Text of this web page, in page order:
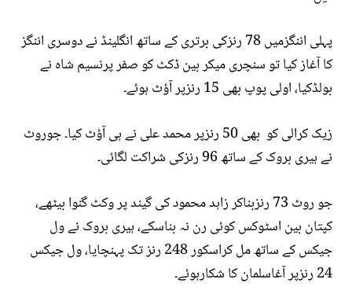
پہلی اننگزمیں 78 رنزکی برتری کے ساتھ انگلینڈ نے دوسری اننگز
کا آغاز کیا تو سنچری میکر بین ڈکٹ کو صفر پرنسیم شاہ نے
بولڈکیا، اولی پوپ بھی 15 رنزپر آؤٹ ہوئے۔
زیک کرالی کو بھی 50 رنزپر محمد علی نے ہی آؤٹ کیا۔ جوروٹ
نے ہیری بروک کے ساتھ 96 رنزکی شراکت لگائی۔
جو روٹ 73 رنزبناکر زاہد محمود کی گیند پر وکٹ گنوا بیٹھے،
کپتان بین اسٹوکس کوئی رن نہ بناسکے، ہیری بروک نے ول
جیکس کے ساتھ مل کراسکور 248 رنز تک پہنچایا، ول جیکس
24 رنزپر آغاسلمان کا شکارہوئے۔